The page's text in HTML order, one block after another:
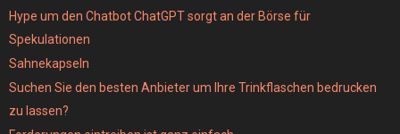
Hype um den Chatbot ChatGPT sorgt an der Börse für
Spekulationen
Sahnekapseln
Suchen Sie den besten Anbieter um Ihre Trinkflaschen bedrucken
zu lassen?